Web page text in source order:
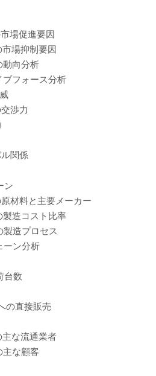
場促進要因
場抑制要因
動向分析
フォース分析
渉力
関係
ン
材料と主要メーカー
造コスト比率
造プロセス
ーン分析
台数
の直接販売
な流通業者
主な顧客